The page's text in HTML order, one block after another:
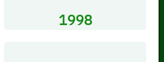
1998